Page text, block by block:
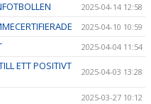
2025-04-14 12:58
2025-04-10 10:59
2025-04-04 11:54
ETT POSITIVT
2025-04-03 13:28
2025-03-27 10:12